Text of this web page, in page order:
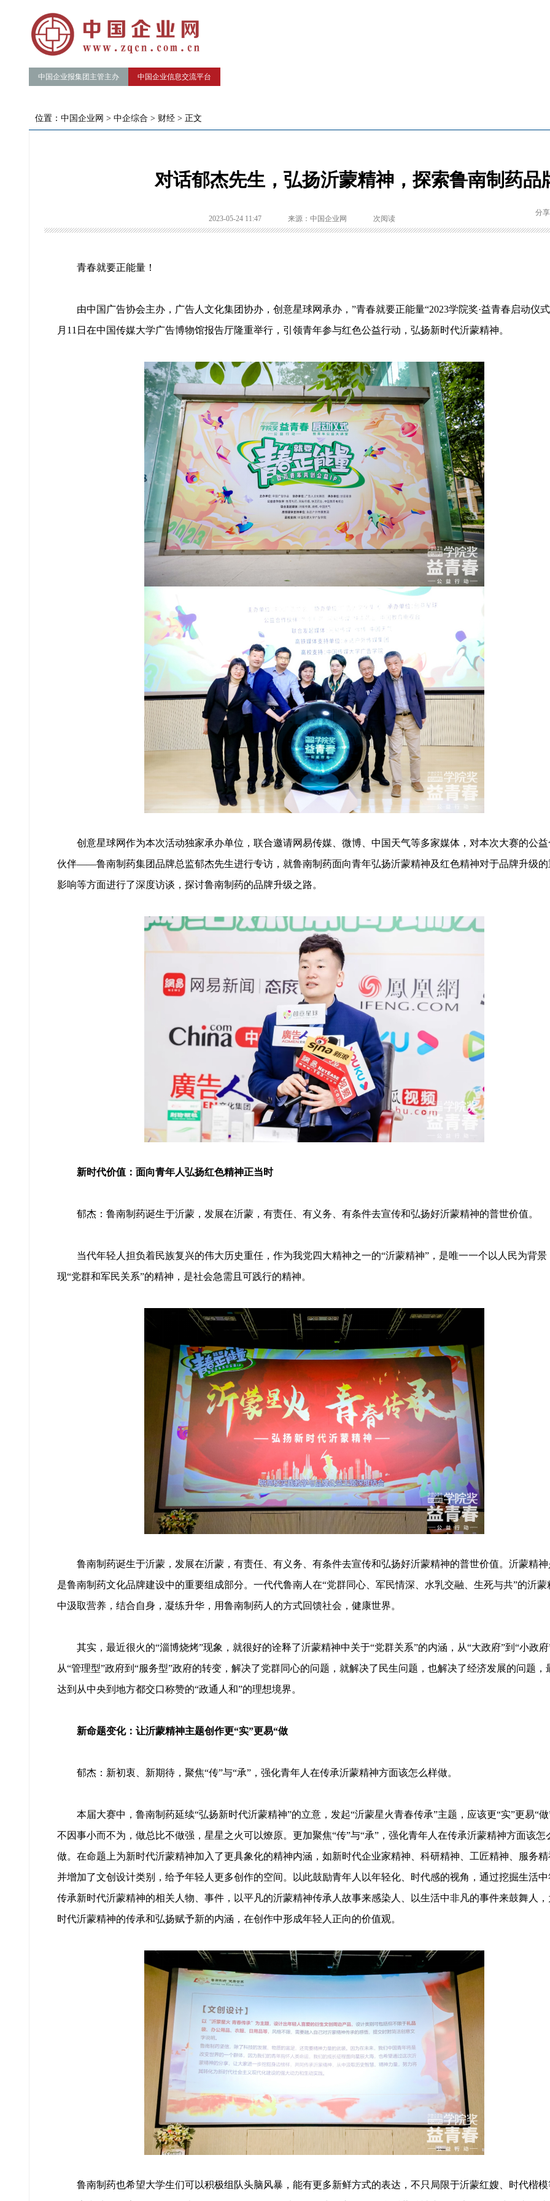
中国企业报集团主管主办 中国企业信息交流平台
位置： 中国企业网 > 中企综合 > 财经 > 正文
对话郁杰先生，弘扬沂蒙精神，探索鲁南制药品
2023-05-24 11:47 来源：中国企业网 次阅读
分
青春就要正能量！
由中国广告协会主办，广告人文化集团协办，创意星球网承办，”青春就要正能量“2023学院奖·益青春启动仪
月11日在中国传媒大学广告博物馆报告厅隆重举行，引领青年参与红色公益行动，弘扬新时代沂蒙精神。
创意星球网作为本次活动独家承办单位，联合邀请网易传媒、微博、中国天气等多家媒体，对本次大赛的公益
伙伴——鲁南制药集团品牌总监郁杰先生进行专访，就鲁南制药面向青年弘扬沂蒙精神及红色精神对于品牌升级的
影响等方面进行了深度访谈，探讨鲁南制药的品牌升级之路。
新时代价值：面向青年人弘扬红色精神正当时
郁杰：鲁南制药诞生于沂蒙，发展在沂蒙，有责任、有义务、有条件去宣传和弘扬好沂蒙精神的普世价值。
当代年轻人担负着民族复兴的伟大历史重任，作为我党四大精神之一的“沂蒙精神”，是唯一一个以人民为背景
现“党群和军民关系”的精神，是社会急需且可践行的精神。
鲁南制药诞生于沂蒙，发展在沂蒙，有责任、有义务、有条件去宣传和弘扬好沂蒙精神的普世价值。沂蒙精神
是鲁南制药文化品牌建设中的重要组成部分。一代代鲁南人在“党群同心、军民情深、水乳交融、生死与共”的沂蒙
中汲取营养，结合自身，凝练升华，用鲁南制药人的方式回馈社会，健康世界。
其实，最近很火的“淄博烧烤”现象，就很好的诠释了沂蒙精神中关于“党群关系”的内涵，从“大政府”到“小政府
从“管理型”政府到“服务型”政府的转变，解决了党群同心的问题，就解决了民生问题，也解决了经济发展的问题，
达到从中央到地方都交口称赞的“政通人和”的理想境界。
新命题变化：让沂蒙精神主题创作更“实”更易“做
郁杰：新初衷、新期待，聚焦“传”与“承”，强化青年人在传承沂蒙精神方面该怎么样做。
本届大赛中，鲁南制药延续“弘扬新时代沂蒙精神”的立意，发起“沂蒙星火青春传承”主题，应该更“实”更易“做
不因事小而不为，做总比不做强，星星之火可以燎原。更加聚焦“传”与“承”，强化青年人在传承沂蒙精神方面该怎
做。在命题上为新时代沂蒙精神加入了更具象化的精神内涵，如新时代企业家精神、科研精神、工匠精神、服务
并增加了文创设计类别，给予年轻人更多创作的空间。以此鼓励青年人以年轻化、时代感的视角，通过挖掘生活
传承新时代沂蒙精神的相关人物、事件，以平凡的沂蒙精神传承人故事来感染人、以生活中非凡的事件来鼓舞人
时代沂蒙精神的传承和弘扬赋予新的内涵，在创作中形成年轻人正向的价值观。
鲁南制药也希望大学生们可以积极组队头脑风暴，能有更多新鲜方式的表达，不只局限于沂蒙红嫂、时代楷模